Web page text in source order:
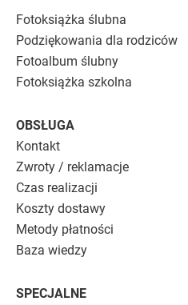
Fotoksiążka ślubna
Podziękowania dla rodziców
Fotoalbum ślubny
Fotoksiążka szkolna
OBSŁUGA
Kontakt
Zwroty / reklamacje
Czas realizacji
Koszty dostawy
Metody płatności
Baza wiedzy
SPECJALNE